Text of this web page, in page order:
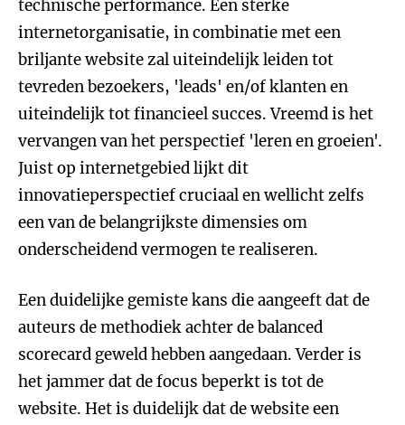
technische performance. Een sterke
internetorganisatie, in combinatie met een
briljante website zal uiteindelijk leiden tot
tevreden bezoekers, 'leads' en/of klanten en
uiteindelijk tot financieel succes. Vreemd is het
vervangen van het perspectief 'leren en groeien'.
Juist op internetgebied lijkt dit
innovatieperspectief cruciaal en wellicht zelfs
een van de belangrijkste dimensies om
onderscheidend vermogen te realiseren.
Een duidelijke gemiste kans die aangeeft dat de
auteurs de methodiek achter de balanced
scorecard geweld hebben aangedaan. Verder is
het jammer dat de focus beperkt is tot de
website. Het is duidelijk dat de website een